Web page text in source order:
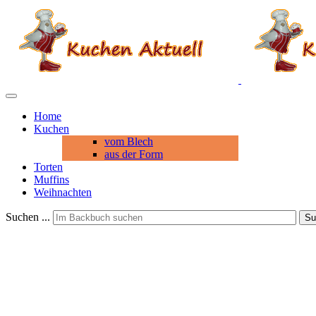
Home
Kuchen
vom Blech
aus der Form
Torten
Muffins
Weihnachten
Suchen ...